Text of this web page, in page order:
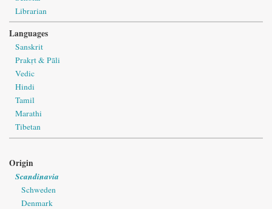
Librarian
Languages
Sanskrit
Prakṛt & Pāli
Vedic
Hindi
Tamil
Marathi
Tibetan
Origin
Scandinavia
Schweden
Denmark